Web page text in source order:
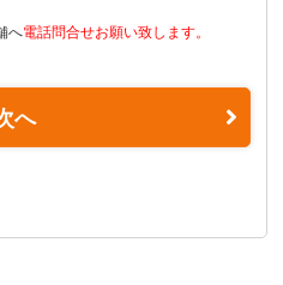
へ電話問合せお願い致します。
へ